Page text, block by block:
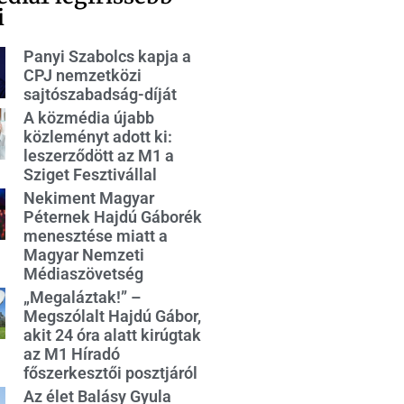
Panyi Szabolcs kapja a
CPJ nemzetközi
sajtószabadság-díját
A közmédia újabb
közleményt adott ki:
leszerződött az M1 a
Sziget Fesztivállal
Nekiment Magyar
Péternek Hajdú Gáborék
menesztése miatt a
Magyar Nemzeti
Médiaszövetség
„Megaláztak!” –
Megszólalt Hajdú Gábor,
akit 24 óra alatt kirúgtak
az M1 Híradó
főszerkesztői posztjáról
Az élet Balásy Gyula